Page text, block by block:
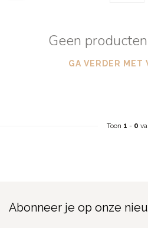
Geen
GA VERDER MET
Toon 1 - 0
Abonneer je op onze